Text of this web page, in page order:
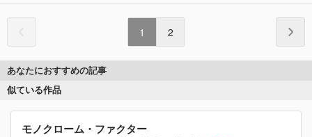
1 2
あなたにおすすめの記事
似ている作品
モノクローム・ファクター